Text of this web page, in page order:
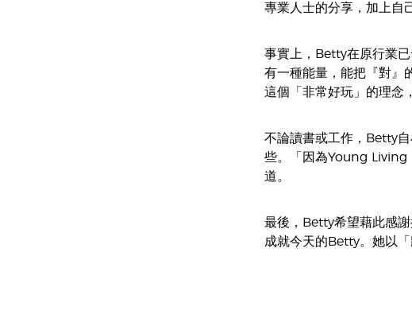
專業人士的分享，加上自
事實上，Betty在原行業
有一種能量，能把『對』
這個「非常好玩」的理念
不論讀書或工作，Betty
些。「因為Young Living
道。
最後，Betty希望藉此感
成就今天的Betty。她以